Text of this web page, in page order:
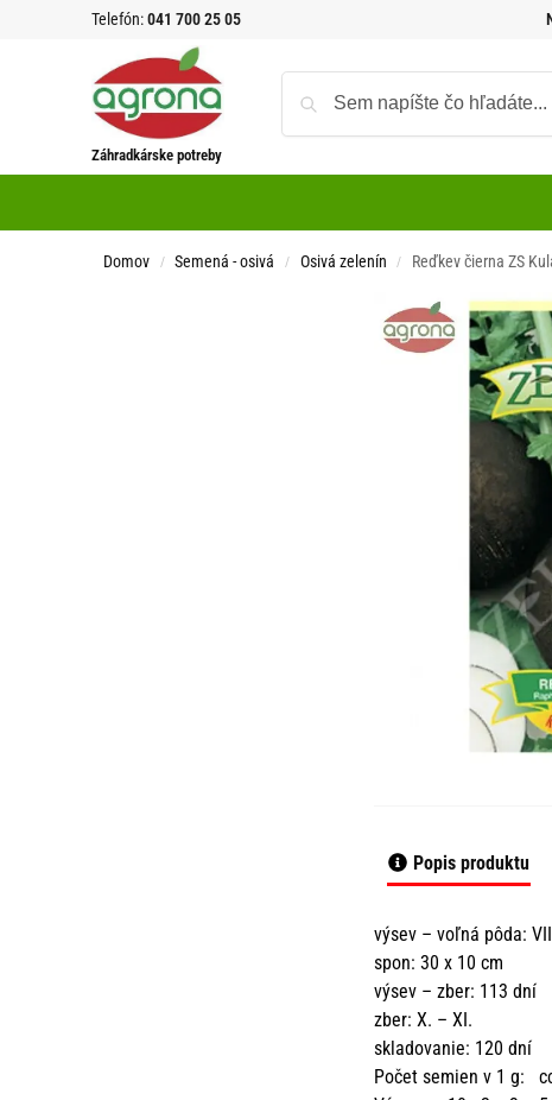
Telefón:041 700 25 05
Záhradkárske potreby
Domov / Semená - osivá / Osivá zelenín / Reďkev čierna ZS
Popis produktu
výsev – voľná pôda:
spon: 30 x 10 cm
výsev – zber: 113 dní
zber: X. – XI.
skladovanie: 120 dní
Počet semien v 1 g: